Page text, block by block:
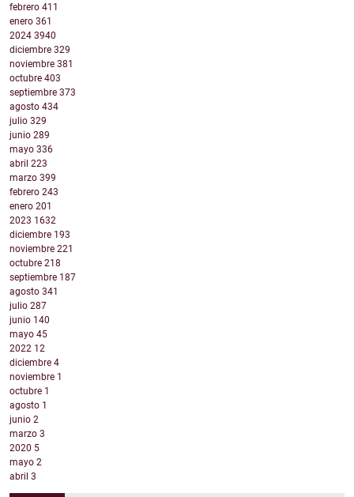
febrero 411
enero 361
2024 3940
diciembre 329
noviembre 381
octubre 403
septiembre 373
agosto 434
julio 329
junio 289
mayo 336
abril 223
marzo 399
febrero 243
enero 201
2023 1632
diciembre 193
noviembre 221
octubre 218
septiembre 187
agosto 341
julio 287
junio 140
mayo 45
2022 12
diciembre 4
noviembre 1
octubre 1
agosto 1
junio 2
marzo 3
2020 5
mayo 2
abril 3